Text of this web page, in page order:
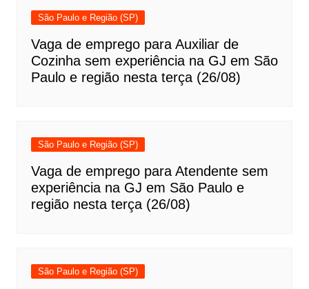
São Paulo e Região (SP)
Vaga de emprego para Auxiliar de
Cozinha sem experiência na GJ em São
Paulo e região nesta terça (26/08)
São Paulo e Região (SP)
Vaga de emprego para Atendente sem
experiência na GJ em São Paulo e
região nesta terça (26/08)
São Paulo e Região (SP)